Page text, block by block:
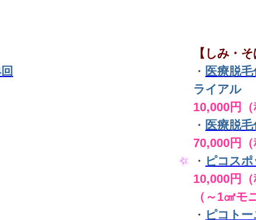
【しみ・
・ 医療脱
ライアル
10,000円
・ 医療脱
70,000円
・ ピコスポ
10,000円
（～1㎠モ
・ ピコト